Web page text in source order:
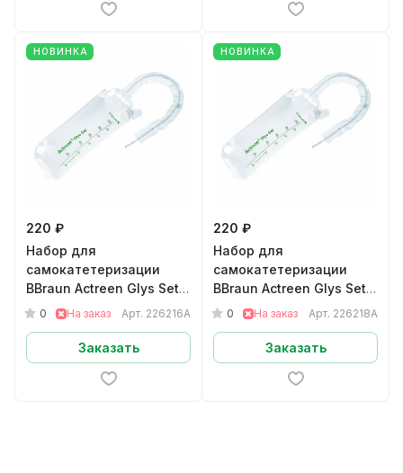
НОВИНКА
220 ₽
Набор для
самокатетеризации
BBraun Actreen Glys Set
мужскойНелатон CH16
0 На заказ Арт. 226216A
Заказать
НОВИНКА
220 ₽
Набор для
самокатетеризации
BBraun Actreen Glys Set
мужскойНелатон CH18
0 На заказ Арт. 226218A
Заказать